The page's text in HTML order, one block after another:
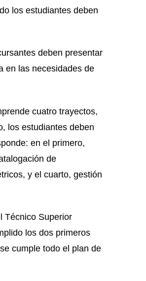
los estudiantes deben
deben presentar
en las necesidades de
cuatro trayectos,
los estudiantes deben
en el primero,
de
y el cuarto, gestión
Técnico Superior
los dos primeros
cumple todo el plan de